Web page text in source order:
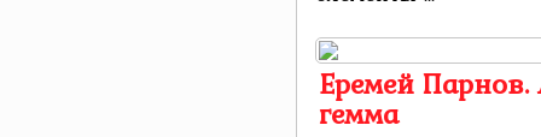
Еремей
гемма